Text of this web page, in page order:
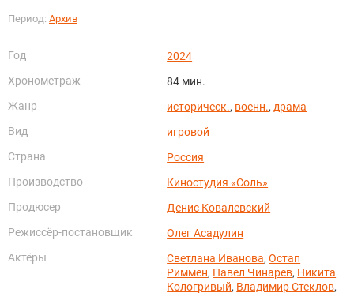
Период: Архив
Год
2024
Хронометраж
84 мин.
Жанр
историческ., военн., драма
Вид
игровой
Страна
Россия
Производство
Киностудия «Соль»
Продюсер
Денис Ковалевский
Режиссёр-постановщик
Олег Асадулин
Актёры
Светлана Иванова,Остап
Риммен, Павел Чинарев, Никита
Кологривый, Владимир Стеклов,